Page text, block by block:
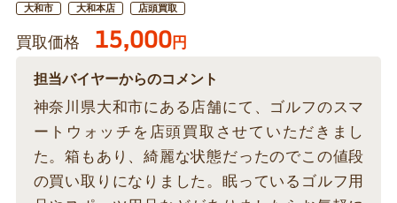
大和市 大和本店 店頭買取
買取価格 15,000円
担当バイヤーからのコメント
神奈川県大和市にある店舗にて、ゴルフのスマ
ートウォッチを店頭買取させていただきまし
た。箱もあり、綺麗な状態だったのでこの値段
の買い取りになりました。眠っているゴルフ用